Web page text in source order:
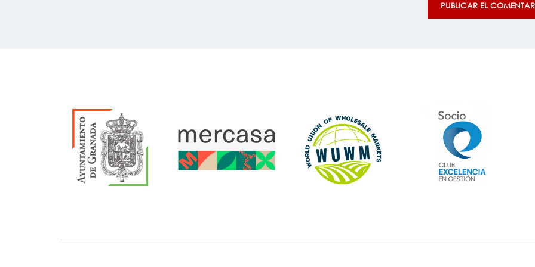
PUBLICAR EL